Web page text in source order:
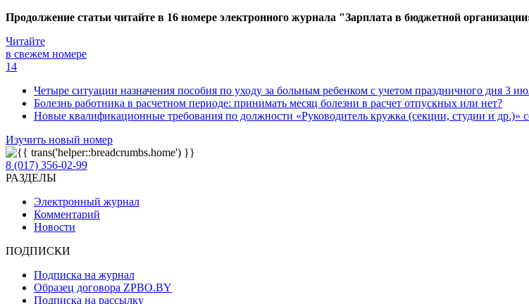
Продолжение статьи читайте в 16 номере электронного журнала "Зарплата в бюджетной
Читайте
в свежем номере
14
Четыре ситуации назначения пособия по уходу за больным ребенком с учетом праздничного дня 3
Болезнь работника в расчетном периоде: принимать месяц болезни в расчет отпускных или нет?
Новые квалификационные требования по должности «Руководитель кружка (секции, студии и др.)»
Изучить новый номер
8 (017) 356-02-99
РАЗДЕЛЫ
Электронный журнал
Комментарий
Новости
ПОДПИСКИ
Подписка на журнал
Образец договора ZPBO.BY
Подписка на рассылку